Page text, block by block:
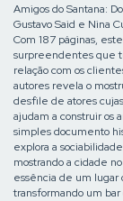
Amigos do Santana:
Gustavo Said e Nina
Com 187 páginas,
surpreendentes que
relação com os
autores revela o
desfile de atores
ajudam a construir os
simples documento
explora a
mostrando a cidade
essência de um lugar
transformando um